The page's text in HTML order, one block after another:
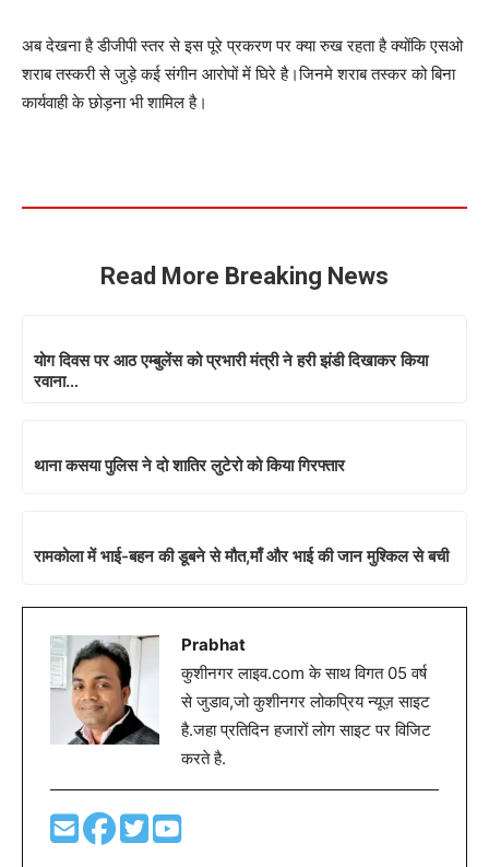
अब देखना है डीजीपी स्तर से इस पूरे प्रकरण पर क्या रुख रहता है क्योंकि एसओ
शराब तस्करी से जुड़े कई संगीन आरोपों में घिरे है।जिनमे शराब तस्कर को बिना
कार्यवाही के छोड़ना भी शामिल है।
Read More Breaking News
योग दिवस पर आठ एम्बुलेंस को प्रभारी मंत्री ने हरी झंडी दिखाकर किया
रवाना…
थाना कसया पुलिस ने दो शातिर लुटेरो को किया गिरफ्तार
रामकोला में भाई-बहन की डूबने से मौत,माँ और भाई की जान मुश्किल से बची
Prabhat
कुशीनगर लाइव.com के साथ विगत 05 वर्ष
से जुडाव,जो कुशीनगर लोकप्रिय न्यूज़ साइट
है.जहा प्रतिदिन हजारों लोग साइट पर विजिट
करते है.